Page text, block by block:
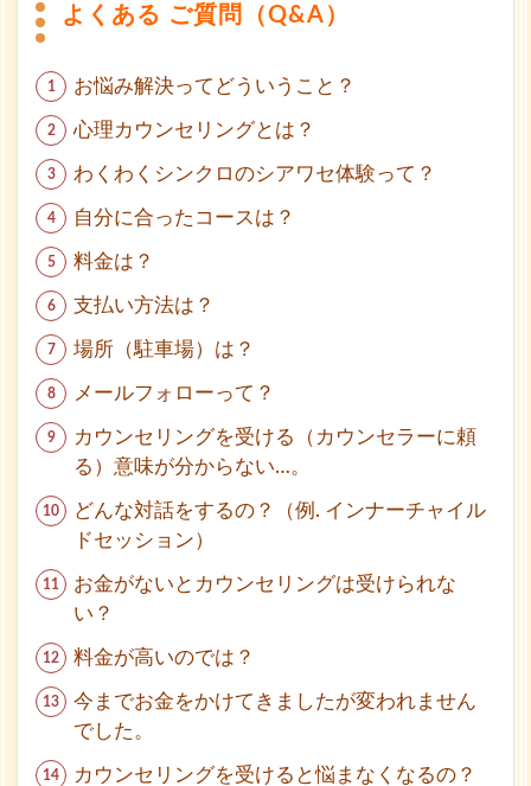
質問
倫,恋
望,対人
恐怖,生
きづら
い,死に
たいな
ど、悩
談。
1.1
よ
ご質問
（Q&A）
1.2
You
動画
1.3
お悩
み別
ヒン
ト
よくある ご質問（Q&A）
お悩み解決ってどういうこと？
心理カウンセリングとは？
わくわくシンクロのシアワセ体験って？
自分に合ったコースは？
料金は？
支払い方法は？
場所（駐車場）は？
メールフォローって？
カウンセリングを受ける（カウンセラーに頼
る）意味が分からない…。
どんな対話をするの？（例. インナーチャイル
ドセッション）
お金がないとカウンセリングは受けられな
い？
料金が高いのでは？
今までお金をかけてきましたが変われません
でした。
カウンセリングを受けると悩まなくなるの？